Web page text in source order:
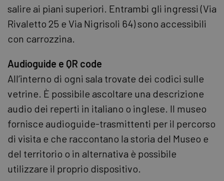
salire ai piani superiori. Entrambi gli ingressi (Via
Rivaletto 25 e Via Nigrisoli 64) sono accessibili
con carrozzina.
Audioguide e QR code
All’interno di ogni sala trovate dei codici sulle
vetrine. È possibile ascoltare una descrizione
audio dei reperti in italiano o inglese. Il museo
fornisce audioguide-trasmittenti per il percorso
di visita e che raccontano la storia del Museo e
del territorio o in alternativa è possibile
utilizzare il proprio dispositivo.